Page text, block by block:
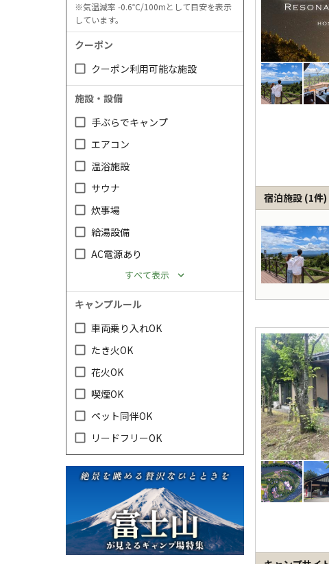
宿泊施設 (1件)
※気温減率 -0.6℃/100mとして目安を表示
しています。
クーポン
クーポン利用可能な施設
施設・設備
手ぶらでキャンプ
エアコン
温浴施設
サウナ
炊事場
給湯設備
AC電源あり
すべて表示
キャンプルール
車両乗り入れOK
たき火OK
花火OK
喫煙OK
ペット同伴OK
リードフリーOK
キャンペーン